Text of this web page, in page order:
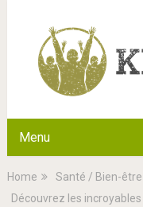
Menu
Home Santé / Bien-être
Découvrez les